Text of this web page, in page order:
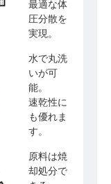
最適な体
圧分散を
実現。
水で丸洗
いが可
能。
速乾性に
も優れま
す。
原料は焼
却処分で